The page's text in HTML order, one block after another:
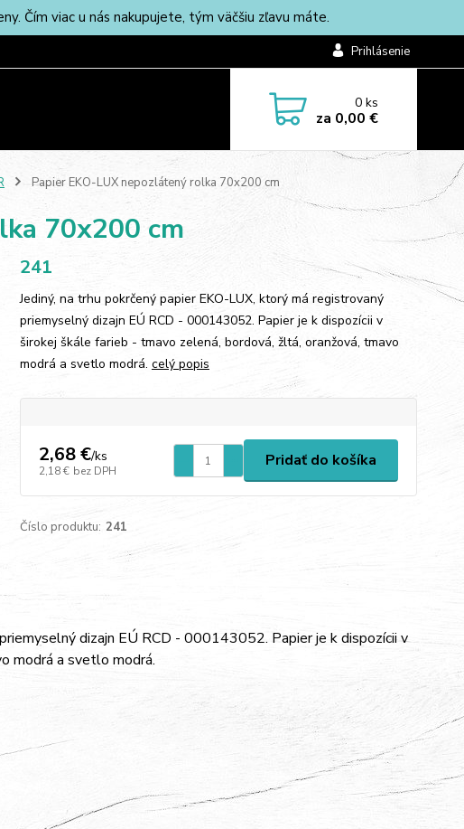
Čím viac u nás nakupujete, tým väčšiu zľavu máte.
Prihlásenie
0ks
za 0,00 €
Papier EKO-LUX nepozlátený rolka 70x200 cm
70x200 cm
241
Jediný, na trhu pokrčený papier EKO-LUX, ktorý má registrovaný
priemyselný dizajn EÚ RCD - 000143052. Papier je k dispozícii v
širokej škále farieb - tmavo zelená, bordová, žltá, oranžová, tmavo
modrá a svetlo modrá. celý popis
2,68 €/ks
2,18 € bez DPH
Pridať do košíka
Číslo produktu: 241
dizajn EÚ RCD - 000143052. Papier je k dispozícii v
modrá a svetlo modrá.